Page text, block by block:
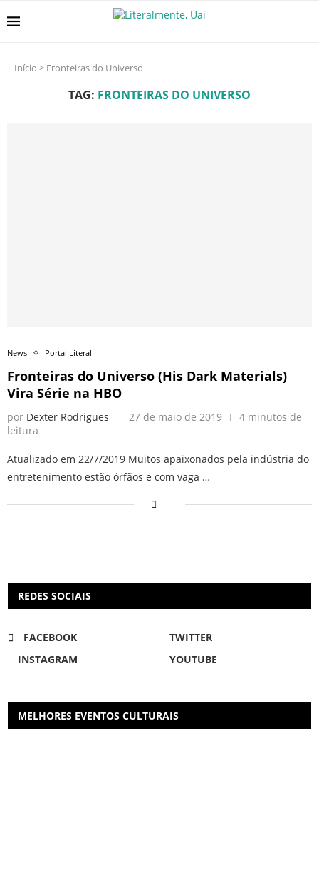
Início > Fronteiras do Universo
TAG: FRONTEIRAS DO UNIVERSO
News Portal Literal
Fronteiras do Universo (His Dark Materials)
Vira Série na HBO
por Dexter Rodrigues 27 de maio de 2019
4 minutos de
leitura
Atualizado em 22/7/2019 Muitos apaixonados pela indústria do
entretenimento estão órfãos e com vaga …
REDES SOCIAIS
FACEBOOK
TWITTER
INSTAGRAM
YOUTUBE
MELHORES EVENTOS CULTURAIS